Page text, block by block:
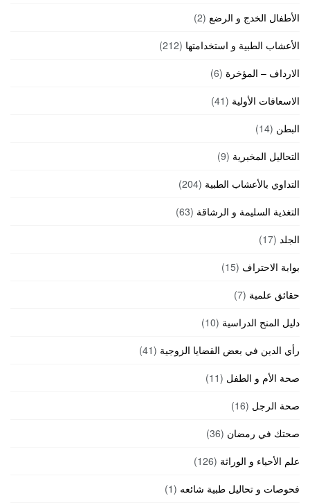
الأطفال الخدج و الرضع (2)
الأعشاب الطبية و استخدامتها (212)
الارداف – المؤخرة (6)
الاسعافات الأولية (41)
البطن (14)
التحاليل المخبرية (9)
التداوي بالأعشاب الطبية (204)
التغذية السليمة و الرشاقة (63)
الجلد (17)
بوابة الاحتراف (15)
حقائق علمية (7)
دليل المنح الدراسية (10)
رأي الدين في بعض القضايا الزوجية (41)
صحة الأم و الطفل (11)
صحة الرجل (16)
صحتك في رمضان (36)
علم الأحياء و الوراثة (126)
فحوصات و تحاليل طبية شائعه (1)